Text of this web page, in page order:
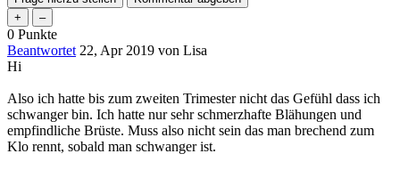
Es ist wichtig zu betonen, dass das Fehlen von Symptomen
nicht zwangsläufig auf eine Fehlgeburt hinweist. Jede
Schwangerschaft verläuft anders und es gibt viele Frauen, die
Wenn Sie jedoch besorgt sind oder weitere Fragen haben,
empfehle ich Ihnen, Ihren Arzt oder Ihre Ärztin zu konsultieren.
Sie können Ihnen genaue Informationen über den Verlauf Ihrer
0 Punkte
Beantwortet 22, Apr 2019 von Lisa
Hi
Also ich hatte bis zum zweiten Trimester nicht das Gefühl dass ich
schwanger bin. Ich hatte nur sehr schmerzhafte Blähungen und
empfindliche Brüste. Muss also nicht sein das man brechend zum
Klo rennt, sobald man schwanger ist.